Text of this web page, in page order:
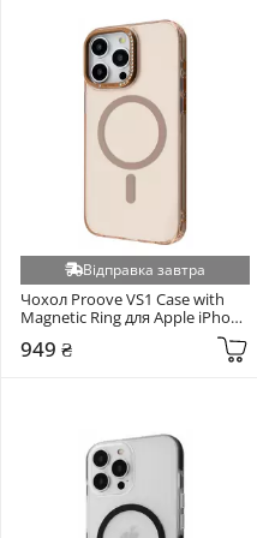
Vivo Y53S (+6)
Xiaomi 14 5G (+6)
Xiaomi 17T 5G (+6)
Xiaomi Poco M3 (+6)
Xiaomi Poco M7 Pro (+6)
Xiaomi Poco X4 Pro 5G (+6)
Xiaomi Poco X5 Pro 5G (+6)
Xiaomi Redmi 10/10 2022 (+6)
Xiaomi Redmi 13c (+6)
Xiaomi Redmi 13C 4G (+6)
Xiaomi Redmi 15C 4G/5G (+6)
Xiaomi Redmi Note 14 4G
Xiaomi Redmi Note 15 4G
Xiaomi Redmi Note 9S/Note
Відправка завтра
Чохол Proove VS1 Case with
Magnetic Ring для Apple iPhone
15 Pro Max Gold (6952819347)
949 ₴